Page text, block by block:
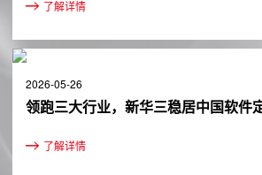
了解详情
2026-05-26
领跑三大行业，新华三稳居中国软件
了解详情